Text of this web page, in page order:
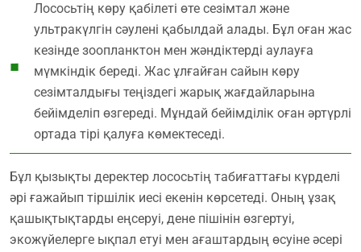
Лососьтің көру қабілеті өте сезімтал және
ультракүлгін сәулені қабылдай алады. Бұл оған жас
кезінде зоопланктон мен жәндіктерді аулауға
мүмкіндік береді. Жас ұлғайған сайын көру
сезімталдығы теңіздегі жарық жағдайларына
бейімделіп өзгереді. Мұндай бейімділік оған әртүрлі
ортада тірі қалуға көмектеседі.
Бұл қызықты деректер лососьтің табиғаттағы күрделі
әрі ғажайып тіршілік иесі екенін көрсетеді. Оның ұзақ
қашықтықтарды еңсеруі, дене пішінін өзгертуі,
экожүйелерге ықпал етуі мен ағаштардың өсуіне әсері